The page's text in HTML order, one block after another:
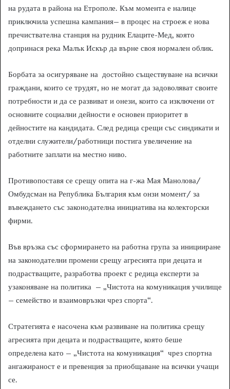
на рудата в района на Етрополе. Към момента е налице
приключила успешна кампания– в процес на строеж е нова
пречиствателна станция на рудник Елаците-Мед, която
допринася река Малък Искър да върне своя нормален облик.
Борбата за осигуряване на достойно съществуване на всички
граждани, които се трудят, но не могат да задоволяват своите
потребности и да се развиват и онези, които са изключени от
основните социални дейности е основен приоритет в
дейностите на кандидата. След редица срещи със синдикати и
отделни служители/работници постига увеличение на
работните заплати на местно ниво.
Противопоставя се срещу опита на г-жа Мая Манолова/
Омбудсман на Република България към онзи момент/ за
въвеждането със законодателна инициатива на колекторски
фирми.
Във връзка със сформирането на работна група за иницииране
на законодателни промени срещу агресията при децата и
подрастващите, разработва проект с редица експерти за
узаконяване на политика – „Чистота на комуникация училище
– семейство и взаимовръзки чрез спорта“.
Стратегията е насочена към развиване на политика срещу
агресията при децата и подрастващите, която беше
определена като – „Чистота на комуникация“ чрез спортна
ангажираност е и превенция за приобщаване на всички учащи
се.